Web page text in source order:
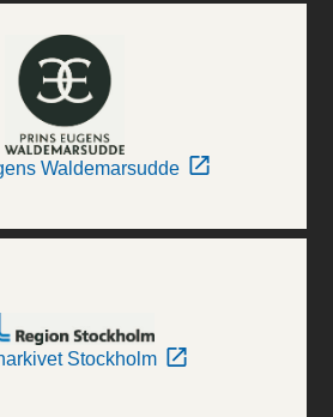
Waldemarsudde
Stockholm